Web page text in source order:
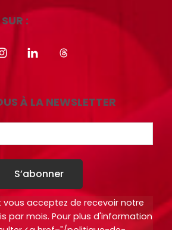
:
À LA NEWSLETTER
S’abonner
vous acceptez de recevoir notre
par mois. Pour plus d'information